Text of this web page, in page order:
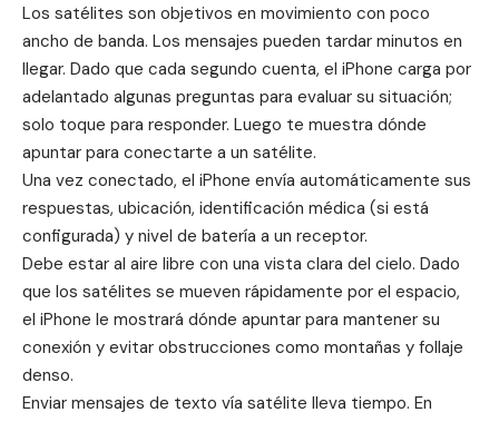
Los satélites son objetivos en movimiento con poco
ancho de banda. Los mensajes pueden tardar minutos en
llegar. Dado que cada segundo cuenta, el iPhone carga por
adelantado algunas preguntas para evaluar su situación;
solo toque para responder. Luego te muestra dónde
apuntar para conectarte a un satélite.
Una vez conectado, el iPhone envía automáticamente sus
respuestas, ubicación, identificación médica (si está
configurada) y nivel de batería a un receptor.
Debe estar al aire libre con una vista clara del cielo. Dado
que los satélites se mueven rápidamente por el espacio,
el iPhone le mostrará dónde apuntar para mantener su
conexión y evitar obstrucciones como montañas y follaje
denso.
Enviar mensajes de texto vía satélite lleva tiempo. En